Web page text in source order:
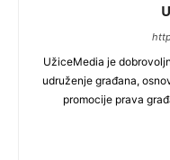
UžiceMedia je
udruženje građana,
promocije prava